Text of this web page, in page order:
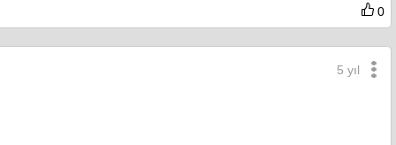
0
5 yıl